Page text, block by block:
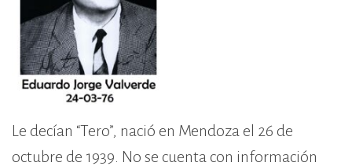
Le decían “Tero”, nació en Mendoza el 26 de
octubre de 1939. No se cuenta con información